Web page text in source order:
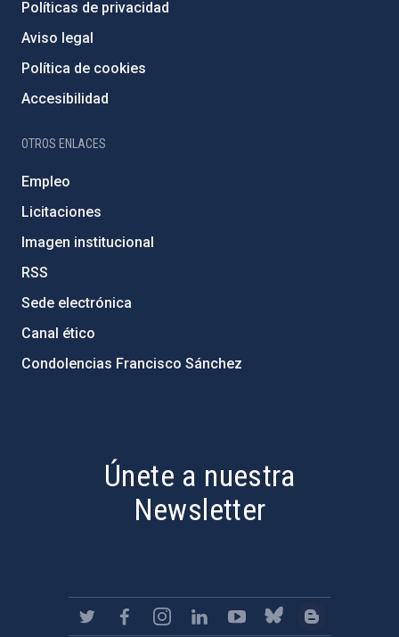
Políticas de privacidad
Aviso legal
Política de cookies
Accesibilidad
OTROS ENLACES
Empleo
Licitaciones
Imagen institucional
RSS
Sede electrónica
Canal ético
Condolencias Francisco Sánchez
Únete a nuestra
Newsletter